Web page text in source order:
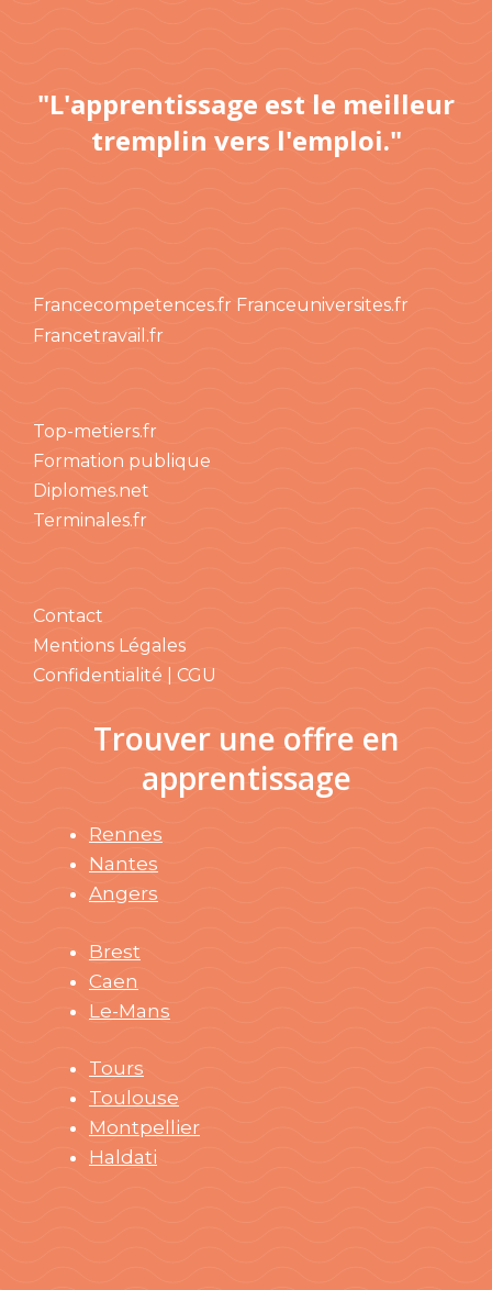
"L'apprentissage est le meilleur
tremplin vers l'emploi."
Francecompetences.fr Franceuniversites.fr
Francetravail.fr
Top-metiers.fr
Formation publique
Diplomes.net
Terminales.fr
Contact
Mentions Légales
Confidentialité | CGU
Trouver une offre en
apprentissage
Rennes
Nantes
Angers
Brest
Caen
Le-Mans
Tours
Toulouse
Montpellier
Haldati